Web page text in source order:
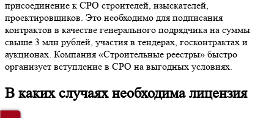
присоединение к СРО строителей, изыскателей,
проектировщиков. Это необходимо для подписания
контрактов в качестве генерального подрядчика на суммы
свыше 3 млн рублей, участия в тендерах, госконтрактах и
аукционах. Компания «Строительные реестры» быстро
организует вступление в СРО на выгодных условиях.
В каких случаях необходима лицензия